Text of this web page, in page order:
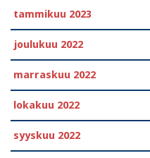
tammikuu 2023
joulukuu 2022
marraskuu 2022
lokakuu 2022
syyskuu 2022